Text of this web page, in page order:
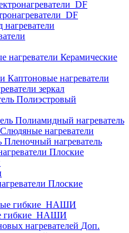
Керамические
Каптоновые нагреватели
зеркал
Полиэстровый
Полиамидный нагреватель
Слюдяные нагреватели
Пленочный нагреватель
Плоские
Плоские
гибкие_НАШИ
Доп.